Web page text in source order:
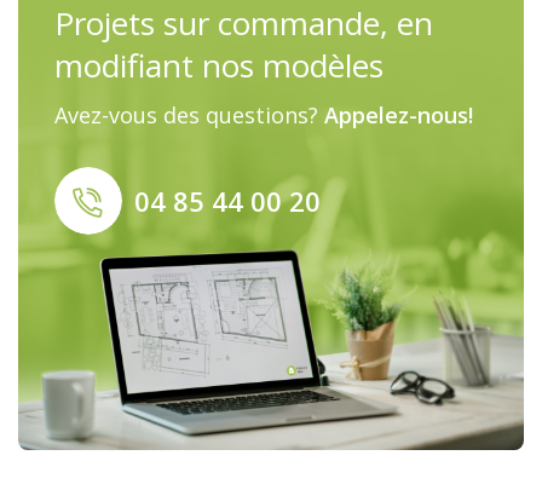
Projets sur commande, en
modifiant nos modèles
Avez-vous des questions? Appelez-nous!
04 85 44 00 20